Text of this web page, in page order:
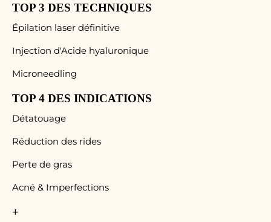
TOP 3 DES TECHNIQUES
Épilation laser définitive
Injection d'Acide hyaluronique
Microneedling
TOP 4 DES INDICATIONS
Détatouage
Réduction des rides
Perte de gras
Acné & Imperfections
+